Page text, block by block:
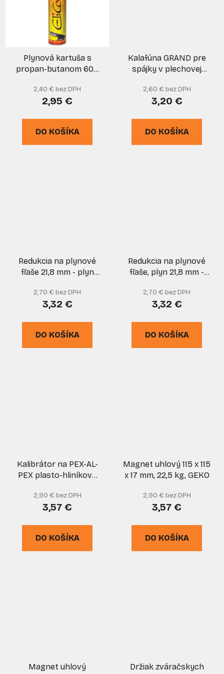
Plynová kartuša s
propan-butanom 600
závit 7/16", ELICO
2,40 € bez DPH
2,95 €
DO KOŠÍKA
Kalafúna GRAND pre
spájky v plechovej
2,60 € bez DPH
3,20 €
DO KOŠÍKA
Redukcia na plynové
fľaše 21,8 mm - plyn
2,70 € bez DPH
3,32 €
DO KOŠÍKA
Redukcia na plynové
fľaše, plyn 21,8 mm -
2,70 € bez DPH
3,32 €
DO KOŠÍKA
Kalibrátor na PEX-AL-
PEX plasto-hliníkové
20, 25 mm, GEKO
2,90 € bez DPH
3,57 €
DO KOŠÍKA
Magnet uhlový 115 x 115
x 17 mm, 22,5 kg, GEKO
2,90 € bez DPH
3,57 €
DO KOŠÍKA
Magnet uhlový
Držiak zváračskych